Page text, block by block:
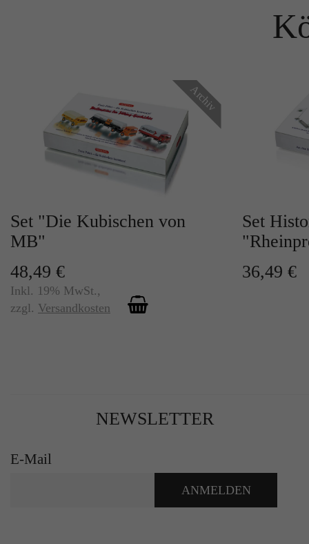
Archiv
Set "Die Kubischen von
MB"
48,49 €
Inkl. 19% MwSt.,
zzgl. Versandkosten
Set
36,49 €
NEWSLETTER
E-Mail
ANMELDEN